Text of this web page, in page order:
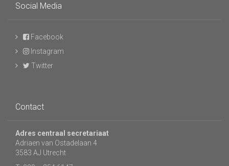
Social Media
Facebook
Instagram
Twitter
Contact
Adres centraal secretariaat
Adriaen van Ostadelaan 4
3583 AJ Utrecht